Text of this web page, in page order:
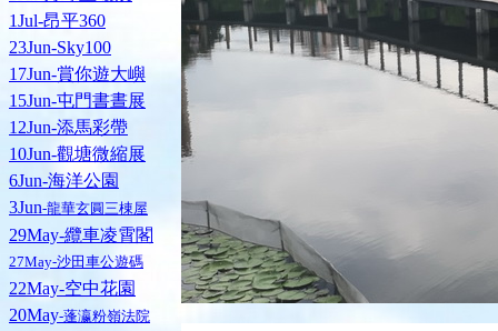
1Jul-昂平360
23Jun-Sky100
17Jun-賞你遊大嶼
15Jun-屯門書晝展
12Jun-添馬彩帶
10Jun-觀塘微縮展
6Jun-海洋公園
3Jun-龍華玄圓三棟屋
29May-纜車凌霄閣
27May-沙田車公遊碼
22May-空中花園
20May-蓬瀛粉嶺法院